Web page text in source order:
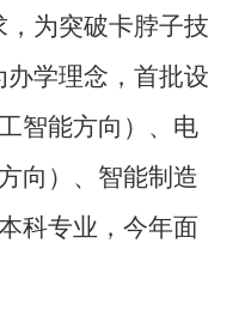
为突破卡脖子技
学理念，首批设
智能方向）、电
向）、智能制造
科专业，今年面